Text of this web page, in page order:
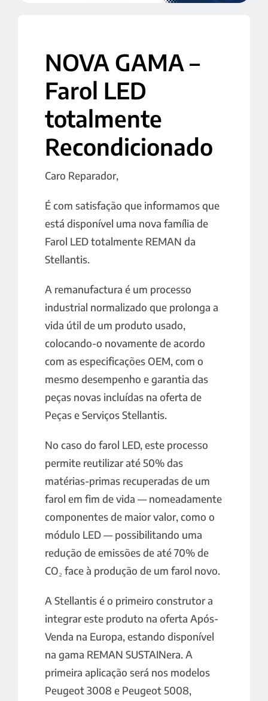
NOVA GAMA –
Farol LED
totalmente
Recondicionado
Caro Reparador,
É com satisfação que informamos que
está disponível uma nova família de
Farol LED totalmente REMAN da
Stellantis.
A remanufactura é um processo
industrial normalizado que prolonga a
vida útil de um produto usado,
colocando-o novamente de acordo
com as especificações OEM, com o
mesmo desempenho e garantia das
peças novas incluídas na oferta de
Peças e Serviços Stellantis.
No caso do farol LED, este processo
permite reutilizar até 50% das
matérias-primas recuperadas de um
farol em fim de vida — nomeadamente
componentes de maior valor, como o
módulo LED — possibilitando uma
redução de emissões de até 70% de
CO₂ face à produção de um farol novo.
A Stellantis é o primeiro construtor a
integrar este produto na oferta Após-
Venda na Europa, estando disponível
na gama REMAN SUSTAINera. A
primeira aplicação será nos modelos
Peugeot 3008 e Peugeot 5008,